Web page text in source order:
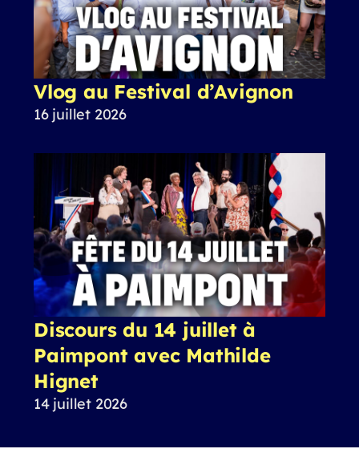
Vlog au Festival d’Avignon
16 juillet 2026
Discours du 14 juillet à
Paimpont avec Mathilde
Hignet
14 juillet 2026